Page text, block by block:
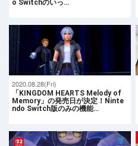
o Switchのいっ…
2020.08.28(Fri)
「KINGDOM HEARTS Melody of
Memory」の発売日が決定！Ninte
ndo Switch版のみの機能…